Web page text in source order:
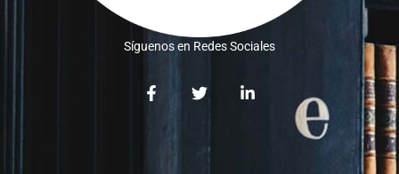
Síguenos en Redes Sociales